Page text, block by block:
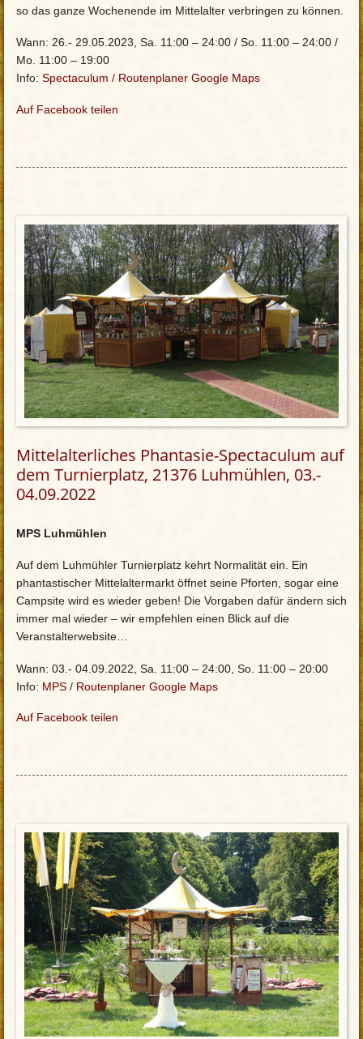
so das ganze Wochenende im Mittelalter verbringen zu können.
Wann: 26.- 29.05.2023, Sa. 11:00 – 24:00 / So. 11:00 – 24:00 /
Mo. 11:00 – 19:00
Info: Spectaculum / Routenplaner Google Maps
Auf Facebook teilen
Mittelalterliches Phantasie-Spectaculum auf
dem Turnierplatz, 21376 Luhmühlen, 03.-
04.09.2022
MPS Luhmühlen
Auf dem Luhmühler Turnierplatz kehrt Normalität ein. Ein
phantastischer Mittelaltermarkt öffnet seine Pforten, sogar eine
Campsite wird es wieder geben! Die Vorgaben dafür ändern sich
immer mal wieder – wir empfehlen einen Blick auf die
Veranstalterwebsite…
Wann: 03.- 04.09.2022, Sa. 11:00 – 24:00, So. 11:00 – 20:00
Info: MPS / Routenplaner Google Maps
Auf Facebook teilen